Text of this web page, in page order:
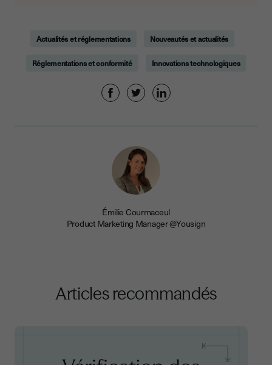
Actualités et réglementations Nouveautés et actualités
Réglementations et conformité Innovations technologiques
Émilie Courmaceul
Product Marketing Manager @Yousign
Articles recommandés